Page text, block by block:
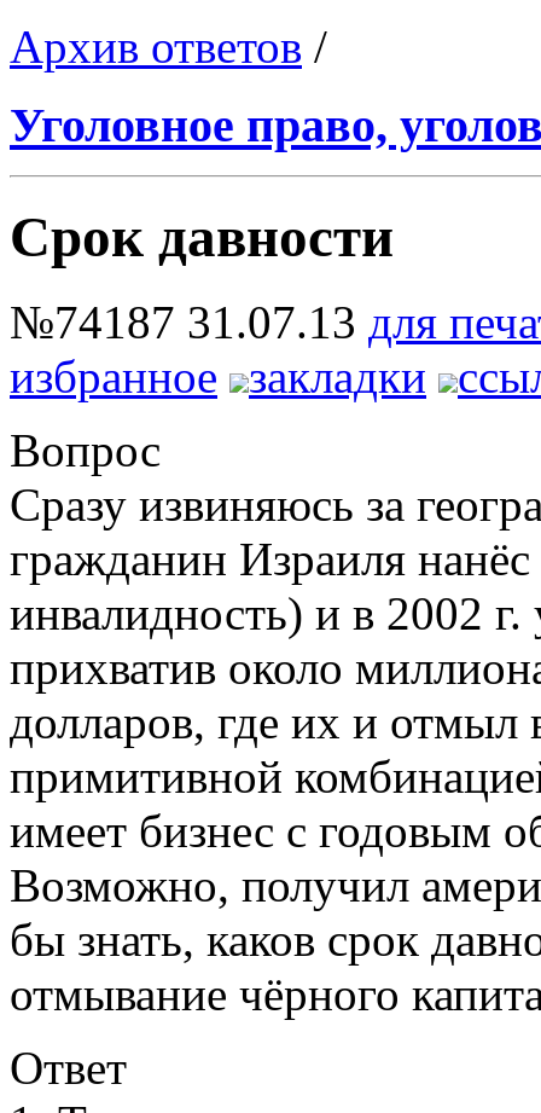
Архив ответов /
Уголовное право,
Срок давности
№74187 31.07.13 для
избранное
закладки
Вопрос
Сразу извиняюсь за
гражданин Израиля
инвалидность) и в 2002
прихватив около
долларов, где их и
примитивной
имеет бизнес с годовым
Возможно, получил
бы знать, каков срок
отмывание чёрного
Ответ